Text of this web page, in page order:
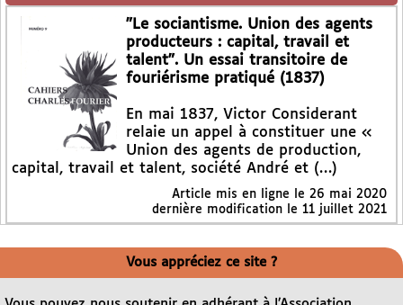
"Le sociantisme. Union des agents
producteurs : capital, travail et
talent". Un essai transitoire de
fouriérisme pratiqué (1837)
En mai 1837, Victor Considerant
relaie un appel à constituer une «
Union des agents de production,
capital, travail et talent, société André et (…)
Article mis en ligne le 26 mai 2020
dernière modification le 11 juillet 2021
Vous appréciez ce site ?